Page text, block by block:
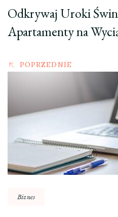
Odkrywaj Uroki
Apartamenty na
POPRZEDNIE
Biznes